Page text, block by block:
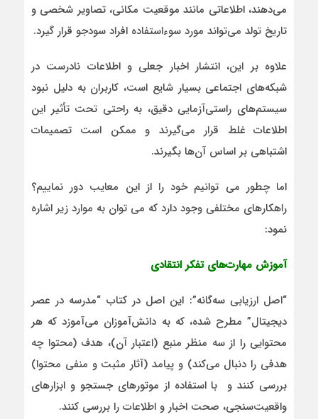
می‌دهند، اطلاعاتی مانند موقعیت مکانی، تصاویر شخصی و
تاریخ تولد می‌تواند مورد سوءاستفاده افراد سودجو قرار گیرد.
علاوه بر این، انتشار اخبار جعلی و اطلاعات نادرست در
شبکه‌های اجتماعی بسیار شایع است، کاربران به دلیل نبود
سیستم‌های راستی‌آزمایی دقیق، به راحتی تحت تأثیر این
اطلاعات غلط قرار می‌گیرند و ممکن است تصمیمات
اشتباهی بر اساس آن‌ها بگیرند.
اما چطور می توانیم خود را از این معایب دور نماییم؟
راهکارهای مختلفی وجود دارد که می توان به موارد زیر اشاره
نمود:
آموزش مهارت‌های تفکر انتقادی
“اصل ارزیابی سه‌گانه”: این اصل در کتاب “مدرسه در عصر
دیجیتال” مطرح شده، که به دانش‌آموزان می‌آموزد که هر
محتوایی را از سه منظر منبع (اعتبار آن)، هدف (محتوا چه
هدفی را دنبال می‌کند) و پیامد (آثار مثبت و منفی محتوا)
بررسی کنند و با استفاده از موتورهای جستجو و ابزارهای
واقعیت‌سنجی، صحت اخبار و اطلاعات را بررسی کنند.